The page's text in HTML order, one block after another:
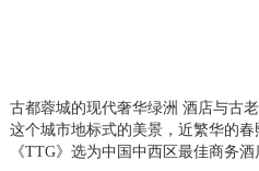
古都蓉城的现代奢华绿洲 酒店与古
这个城市地标式的美景，近繁华的春
《TTG》选为中国中西区最佳商务酒